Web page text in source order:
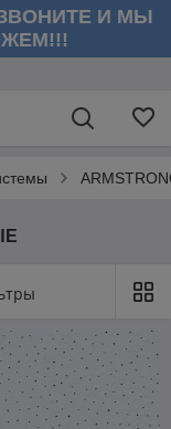
И МЫ